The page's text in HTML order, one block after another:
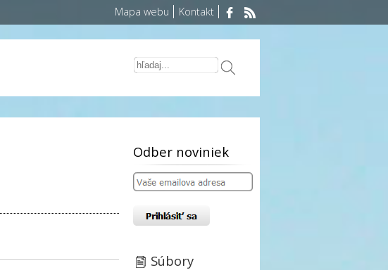
Mapa webu Kontakt
Odber noviniek
Súbory